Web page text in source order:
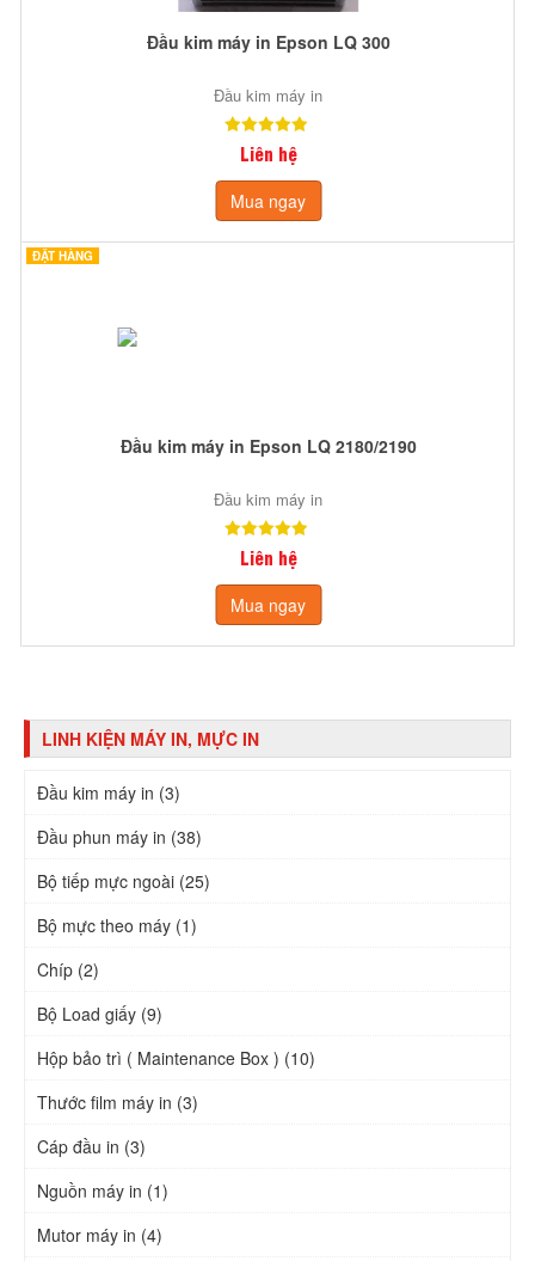
Đầu kim máy in Epson LQ 300
Đầu kim máy in
Liên hệ
Mua ngay
ĐẶT HÀNG
Đầu kim máy in Epson LQ 2180/2190
Đầu kim máy in
Liên hệ
Mua ngay
LINH KIỆN MÁY IN, MỰC IN
Đầu kim máy in (3)
Đầu phun máy in (38)
Bộ tiếp mực ngoài (25)
Bộ mực theo máy (1)
Chíp (2)
Bộ Load giấy (9)
Hộp bảo trì ( Maintenance Box ) (10)
Thước film máy in (3)
Cáp đầu in (3)
Nguồn máy in (1)
Mutor máy in (4)